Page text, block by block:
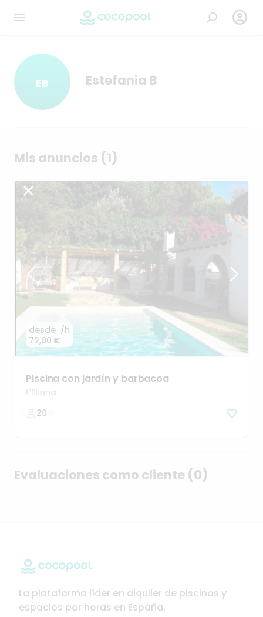

EB Estefania B
Mis anuncios (1)
desde
72,00 €
/h
Piscina con jardín y barbacoa
L'Eliana
20
Evaluaciones como cliente (0)
La plataforma líder en alquiler de piscinas y
espacios por horas en España.